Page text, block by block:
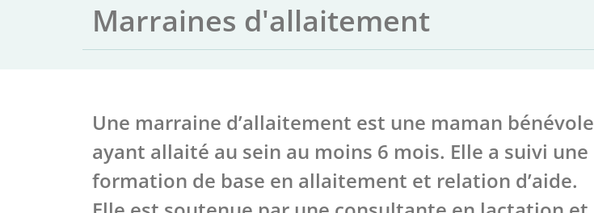
Marraines d'allaitement
Une marraine d’allaitement est une maman bénévole
ayant allaité au sein au moins 6 mois. Elle a suivi une
formation de base en allaitement et relation d’aide.